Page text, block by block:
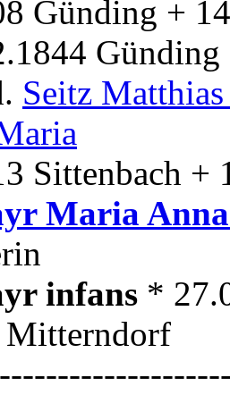
Günding +
Seitz
Sittenbach +
Maria
infans *
Mitterndorf